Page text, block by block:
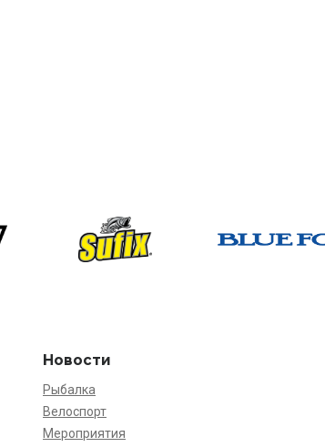
Новости
Рыбалка
Велоспорт
Мероприятия